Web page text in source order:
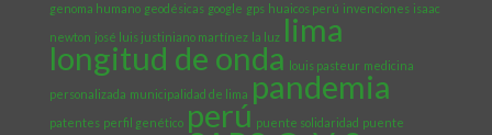
genoma humano geodésicas google gps huaicos perú invenciones isaac
newton josé luis justiniano martínez la luz lima
longitud de onda louis pasteur medicina
personalizada municipalidad de lima pandemia
patentes perfil genético perú puente solidaridad puente